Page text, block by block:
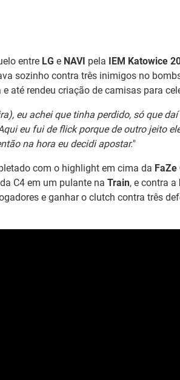
entre LG e NAVI pela IEM Katowice
sozinho contra três inimigos no
até rendeu criação de camisas para
eu achei que tinha perdido, só que
eu fui de flick porque de outro jeito
na hora eu decidi apostar."
com o highlight em cima da FaZe
C4 em um pulante na Train, e contra a
e ganhar o clutch contra três